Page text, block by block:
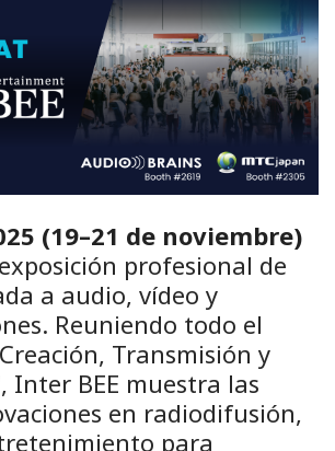
(19–21 de noviembre)
profesional de
a audio, vídeo y
Reuniendo todo el
Transmisión y
Inter BEE muestra las
en radiodifusión,
para